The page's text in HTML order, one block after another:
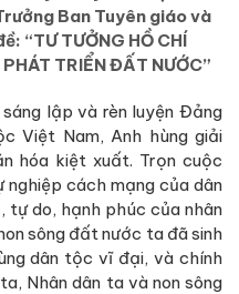
Ban Tuyên giáo và
“TƯ TƯỞNG HỒ CHÍ
TRIỂN ĐẤT NƯỚC”
lập và rèn luyện Đảng
Việt Nam, Anh hùng giải
hóa kiệt xuất. Trọn cuộc
nghiệp cách mạng của dân
do, hạnh phúc của nhân
sông đất nước ta đã sinh
dân tộc vĩ đại, và chính
Nhân dân ta và non sông